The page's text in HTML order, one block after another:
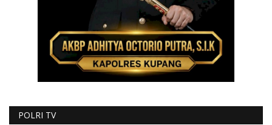
POLRI TV